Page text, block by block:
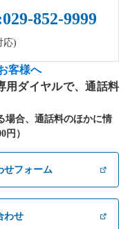
852-9999
応)
客様へ
用ダイヤルで、通話料
場合、通話料のほかに情
）
せフォーム
わせ